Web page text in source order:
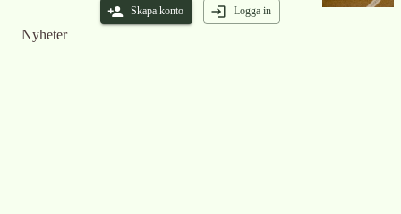
Nyheter
Skapa konto Logga in